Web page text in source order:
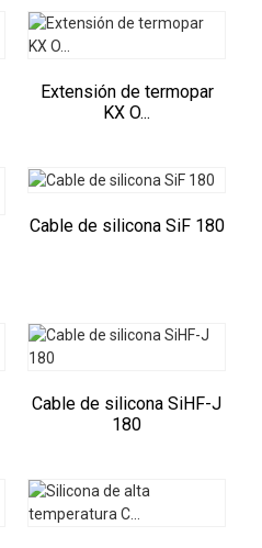
Extensión de termopar
KX O...
Cable de silicona SiF 180
Cable de silicona SiHF-J
180